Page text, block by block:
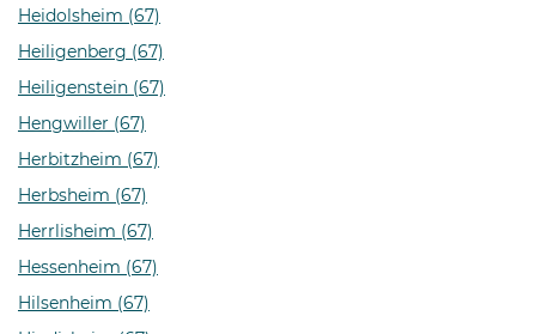
Heidolsheim (67)
Heiligenberg (67)
Heiligenstein (67)
Hengwiller (67)
Herbitzheim (67)
Herbsheim (67)
Herrlisheim (67)
Hessenheim (67)
Hilsenheim (67)